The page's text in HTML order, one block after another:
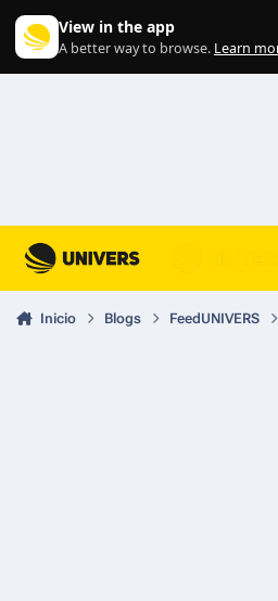
View in the app
A better way to browse. Learn
Inicio Blogs FeedUNIVERS